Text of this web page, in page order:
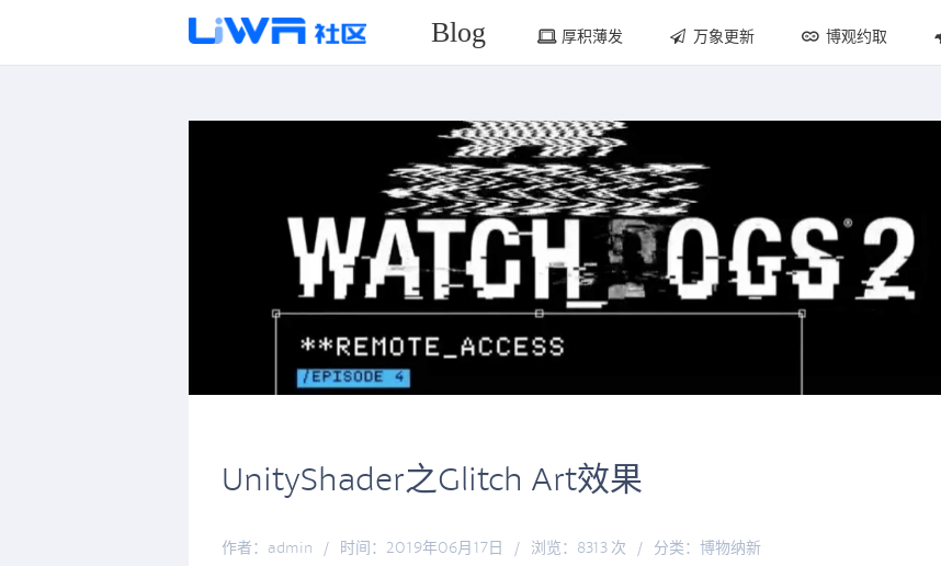
Blog 厚积薄发 万象更新 博观约取
UnityShader之Glitch Art效果
作者：admin / 时间：2019年06月17日 / 浏览：8313 次 / 分类： 博物纳新